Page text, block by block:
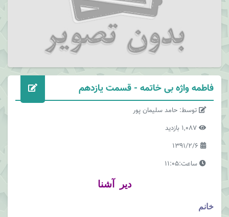
فاطمه واژه بی خاتمه - قسمت یازدهم
توسط: حامد سلیمان پور
ساعت:11:05
دیر آشنا
خانم